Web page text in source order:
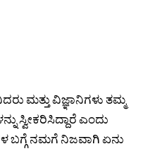
ಮತ್ತು ವಿಜ್ಞಾನಿಗಳು ತಮ್ಮ
ಸ್ವೀಕರಿಸಿದ್ದಾರೆ ಎಂದು
ಬಗ್ಗೆ ನಮಗೆ ನಿಜವಾಗಿ ಏನು